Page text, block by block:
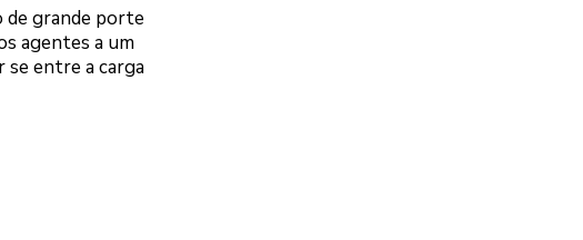
de grande porte
agentes a um
se entre a carga